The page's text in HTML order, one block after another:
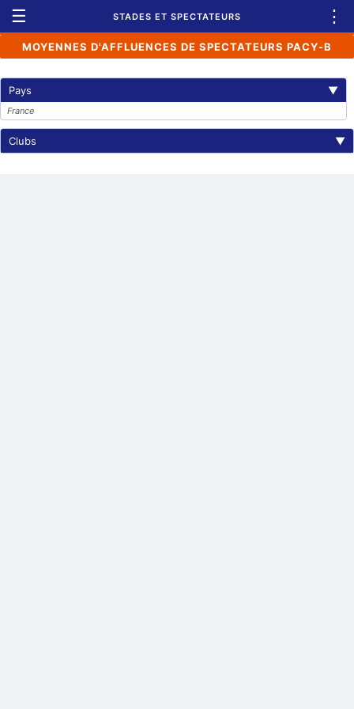
☰ STADES ET SPECTATEURS ⋮
MOYENNES D'AFFLUENCES DE SPECTATEURS PACY-B
Pays ▼
France
Clubs ▼